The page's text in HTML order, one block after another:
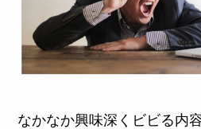
なかなか興味深くビビる内